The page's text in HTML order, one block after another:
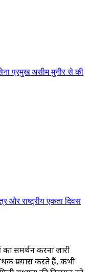
प्रमुख असीम मुनीर से की
और राष्ट्रीय एकता दिवस
समर्थन करना जारी
प्रयास करते हैं, कभी